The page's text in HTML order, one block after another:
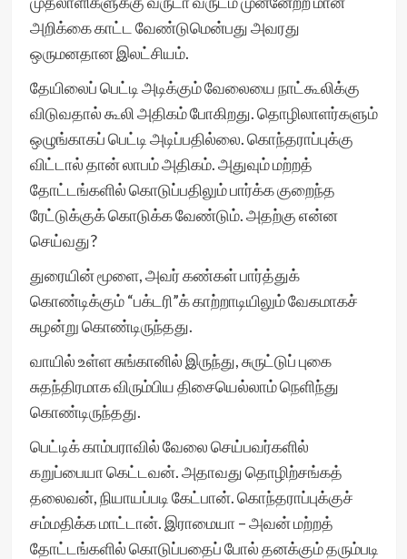
அறிக்கை காட்ட வேண்டுமென்பது அவரது
ஒருமனதான இலட்சியம்.
தேயிலைப் பெட்டி அடிக்கும் வேலையை நாட்கூலிக்கு
விடுவதால் கூலி அதிகம் போகிறது. தொழிலாளர்களும்
ஒழுங்காகப் பெட்டி அடிப்பதில்லை. கொந்தராப்புக்கு
விட்டால் தான் லாபம் அதிகம். அதுவும் மற்றத்
தோட்டங்களில் கொடுப்பதிலும் பார்க்க குறைந்த
ரேட்டுக்குக் கொடுக்க வேண்டும். அதற்கு என்ன
செய்வது?
துரையின் மூளை, அவர் கண்கள் பார்த்துக்
கொண்டிக்கும் “பக்டரி”க் காற்றாடியிலும் வேகமாகச்
சுழன்று கொண்டிருந்தது.
வாயில் உள்ள சுங்கானில் இருந்து, சுருட்டுப் புகை
சுதந்திரமாக விரும்பிய திசையெல்லாம் நெளிந்து
கொண்டிருந்தது.
பெட்டிக் காம்பராவில் வேலை செய்பவர்களில்
கறுப்பையா கெட்டவன். அதாவது தொழிற்சங்கத்
தலைவன், நியாயப்படி கேட்பான். கொந்தராப்புக்குச்
சம்மதிக்க மாட்டான். இராமையா – அவன் மற்றத்
தோட்டங்களில் கொடுப்பதைப் போல் தனக்கும் தரும்படி